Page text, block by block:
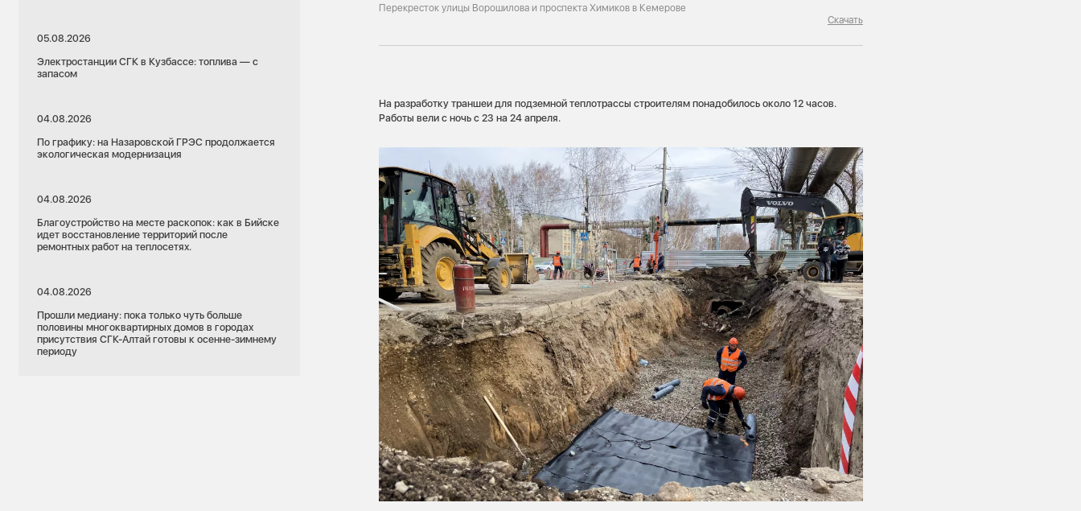
05.08.2026
Электростанции СГК в Кузбассе: топлива — с
запасом
04.08.2026
По графику: на Назаровской ГРЭС продолжается
экологическая модернизация
04.08.2026
Благоустройство на месте раскопок: как в Бийске
идет восстановление территорий после
ремонтных работ на теплосетях.
04.08.2026
Прошли медиану: пока только чуть больше
половины многоквартирных домов в городах
присутствия СГК-Алтай готовы к осенне-зимнему
периоду
Перекресток улицы Ворошилова и проспекта Химиков в Кемерове
Скачать
На разработку траншеи для подземной теплотрассы строителям понадобилось около 12 часов.
Работы вели с ночь с 23 на 24 апреля.